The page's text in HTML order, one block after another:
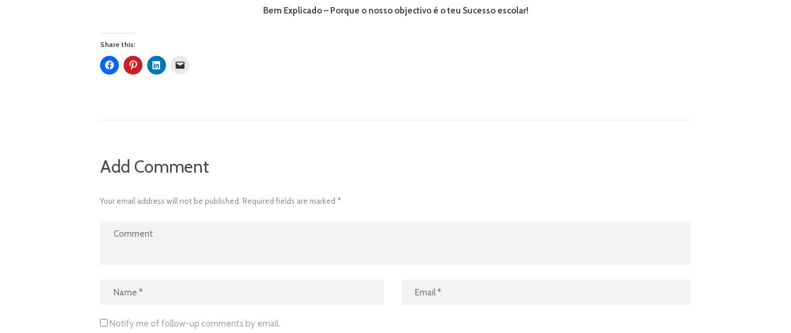
Bem Explicado – Porque o nosso objectivo é o teu Sucesso escolar!
Share this:
Add Comment
Your email address will not be published. Required fields are marked *
Notify me of follow-up comments by email.